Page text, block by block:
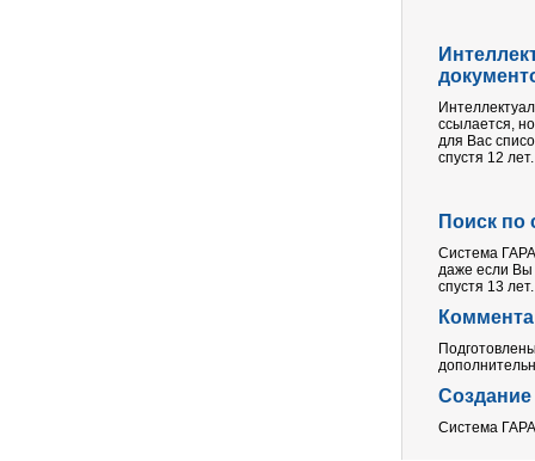
ссылается,
для Вас
спустя 12 лет.
Поиск по
Система
даже если Вы
спустя 13 лет.
Сиcтема